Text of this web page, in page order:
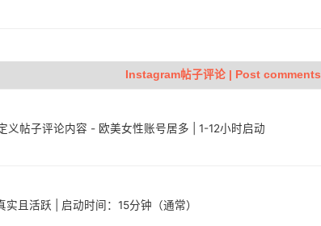
Instagram帖子评论 | Post comments
义帖子评论内容 - 欧美女性账号居多 | 1-12小时启动
且活跃 | 启动时间：15分钟（通常）